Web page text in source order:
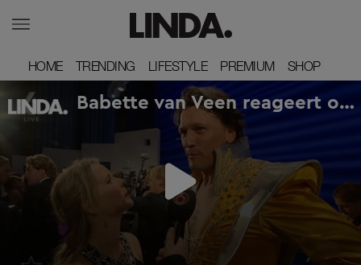
HOME
HOME TRENDING
TRENDING LIFESTYLE
LIFESTYLE PREMIUM
PREMIUM SHOP
SHOP